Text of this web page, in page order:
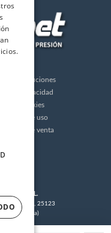
y devoluciones
de privacidad
de cookies
de uso
de venta
S.L.
62, 25123
(Lleida)